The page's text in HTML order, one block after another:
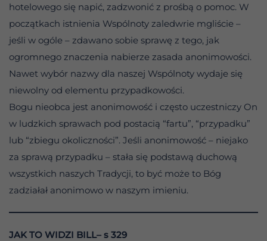
hotelowego się napić, zadzwonić z prośbą o pomoc. W
początkach istnienia Wspólnoty zaledwrie mgliście –
jeśli w ogóle – zdawano sobie sprawę z tego, jak
ogromnego znaczenia nabierze zasada anonimowości.
Nawet wybór nazwy dla naszej Wspólnoty wydaje się
niewolny od elementu przypadkowości.
Bogu nieobca jest anonimowość i często uczestniczy On
w ludzkich sprawach pod postacią “fartu”, “przypadku”
lub “zbiegu okoliczności”. Jeśli anonimowość – niejako
za sprawą przypadku – stała się podstawą duchową
wszystkich naszych Tradycji, to być może to Bóg
zadziałał anonimowo w naszym imieniu.
JAK TO WIDZI BILL– s 329